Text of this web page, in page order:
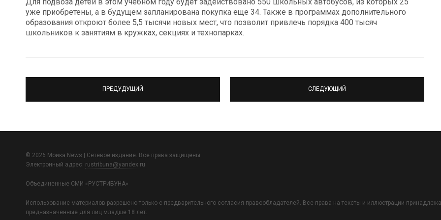
уже приобретены, а в будущем запланирована покупка еще 34. Также в программах дополнительного
образования откроют более 5,5 тысячи новых мест, что позволит привлечь порядка 400 тысяч
школьников к занятиям в кружках, секциях и технопарках.
ПРЕДУДУЩИЙ СЛЕДУЮЩИЙ
© 2026 Мойка News | Сетевое издание. Все права защищены.
Электронный адрес: rustribuna@yandex.ru
Объединенные СМИ «РУСТРИБУНА»
Использование материалов разрешено только с предварительного согласия правообладателей. Все права на тексты и иллюстрации
предназначенные для лиц младше 18 лет.